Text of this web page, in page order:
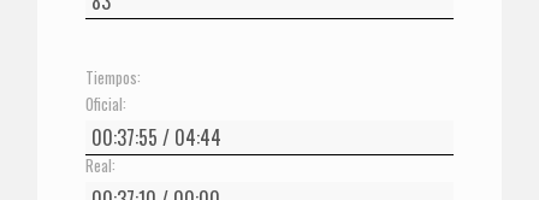
Tiempos:
Oficial:
Real: